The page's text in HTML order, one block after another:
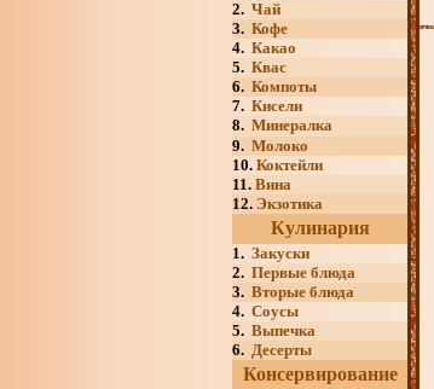
2. Чай
3. Кофе
4. Какао
5. Квас
6. Компоты
7. Кисели
8. Минералка
9. Молоко
10. Коктейли
11. Вина
12. Экзотика
Кулинария
1. Закуски
2. Первые блюда
3. Вторые блюда
4. Соусы
5. Выпечка
6. Десерты
Консервирование